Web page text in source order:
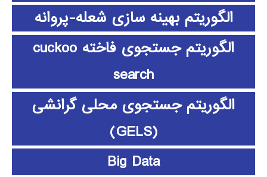
الگوریتم بهینه سازی شعله-پروانه
الگوریتم جستجوی فاخته cuckoo
search
الگوریتم جستجوی محلی گرانشی
(GELS)
Big Data